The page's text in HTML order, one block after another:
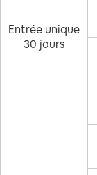
Entrée unique
30 jours